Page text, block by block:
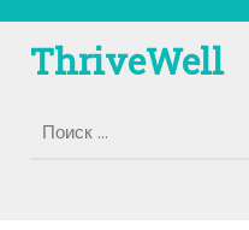
содержимому
ThriveWell